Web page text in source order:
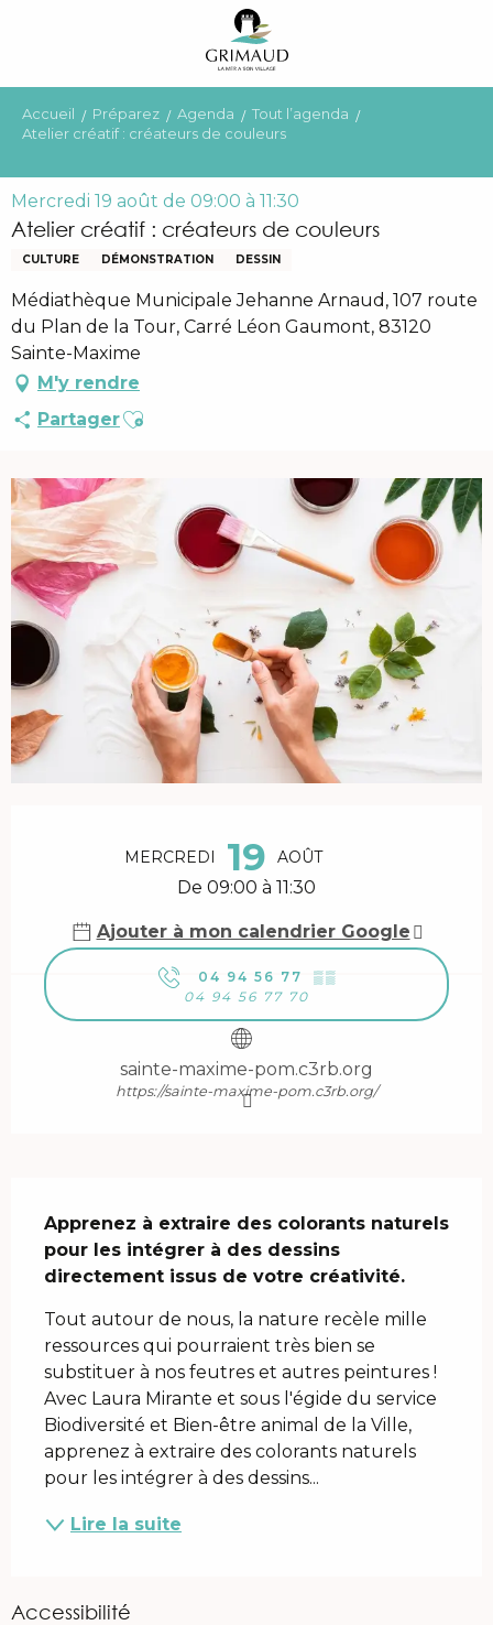
principal
Accueil Préparez Agenda
Tout l’agenda
Atelier créatif : créateurs de couleurs
Mercredi 19 août de 09:00 à 11:30
Atelier créatif : créateurs de couleurs
CULTURE DÉMONSTRATION DESSIN
Médiathèque Municipale Jehanne Arnaud, 107 route
du Plan de la Tour, Carré Léon Gaumont, 83120
Sainte-Maxime
M'y rendre
PartagerAjouter aux favoris
MERCREDI 19 AOÛT
De 09:00 à 11:30
Ajouter à mon calendrier Google
04 94 56 77 ▒▒
04 94 56 77 70
sainte-maxime-pom.c3rb.org
https://sainte-maxime-pom.c3rb.org/
Apprenez à extraire des colorants naturels
pour les intégrer à des dessins
directement issus de votre créativité.
Tout autour de nous, la nature recèle mille
ressources qui pourraient très bien se
substituer à nos feutres et autres peintures !
Avec Laura Mirante et sous l'égide du service
Biodiversité et Bien-être animal de la Ville,
apprenez à extraire des colorants naturels
pour les intégrer à des dessins...
Lire la suite
Accessibilité